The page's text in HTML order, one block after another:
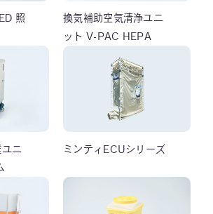
照
換気補助空気清浄ユニ
ット V-PAC HEPA
ニ
ミンティECUシリーズ